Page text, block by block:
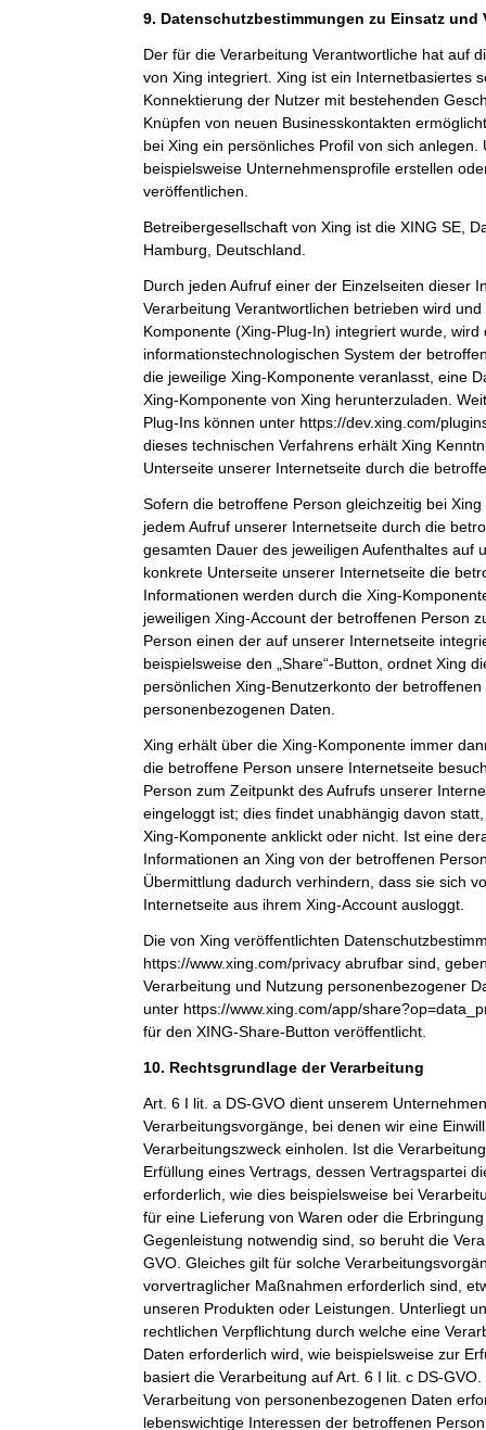
9. Datenschutzbestimmungen zu Einsatz und
Der für die Verarbeitung Verantwortliche hat auf
von Xing integriert. Xing ist ein Internetbasiertes
Konnektierung der Nutzer mit bestehenden
Knüpfen von neuen Businesskontakten
bei Xing ein persönliches Profil von sich anlegen.
beispielsweise Unternehmensprofile erstellen
veröffentlichen.
Betreibergesellschaft von Xing ist die XING SE,
Hamburg, Deutschland.
Durch jeden Aufruf einer der Einzelseiten dieser
Verarbeitung Verantwortlichen betrieben wird
Komponente (Xing-Plug-In) integriert wurde,
informationstechnologischen System der
die jeweilige Xing-Komponente veranlasst, eine
Xing-Komponente von Xing herunterzuladen.
Plug-Ins können unter https://dev.xing.com/
dieses technischen Verfahrens erhält Xing
Unterseite unserer Internetseite durch die
Sofern die betroffene Person gleichzeitig bei
jedem Aufruf unserer Internetseite durch die
gesamten Dauer des jeweiligen Aufenthaltes auf
konkrete Unterseite unserer Internetseite die
Informationen werden durch die Xing-
jeweiligen Xing-Account der betroffenen Person
Person einen der auf unserer Internetseite
beispielsweise den „Share“-Button, ordnet Xing
persönlichen Xing-Benutzerkonto der
personenbezogenen Daten.
Xing erhält über die Xing-Komponente immer
die betroffene Person unsere Internetseite
Person zum Zeitpunkt des Aufrufs unserer
eingeloggt ist; dies findet unabhängig davon
Xing-Komponente anklickt oder nicht. Ist eine
Informationen an Xing von der betroffenen
Übermittlung dadurch verhindern, dass sie sich
Internetseite aus ihrem Xing-Account ausloggt.
Die von Xing veröffentlichten
https://www.xing.com/privacy abrufbar sind,
Verarbeitung und Nutzung personenbezogener
unter https://www.xing.com/app/
für den XING-Share-Button veröffentlicht.
10. Rechtsgrundlage der Verarbeitung
Art. 6 I lit. a DS-GVO dient unserem
Verarbeitungsvorgänge, bei denen wir eine
Verarbeitungszweck einholen. Ist die
Erfüllung eines Vertrags, dessen Vertragspartei
erforderlich, wie dies beispielsweise bei
für eine Lieferung von Waren oder die
Gegenleistung notwendig sind, so beruht die
GVO. Gleiches gilt für solche
vorvertraglicher Maßnahmen erforderlich sind,
unseren Produkten oder Leistungen. Unterliegt
rechtlichen Verpflichtung durch welche eine
Daten erforderlich wird, wie beispielsweise zur
basiert die Verarbeitung auf Art. 6 I lit. c DS-
Verarbeitung von personenbezogenen Daten
lebenswichtige Interessen der betroffenen